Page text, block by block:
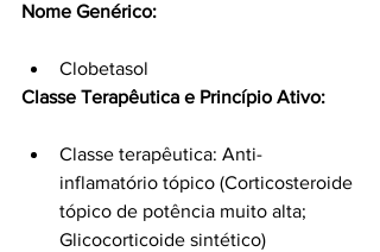
Nome Genérico:
Clobetasol
Classe Terapêutica e Princípio Ativo:
Classe terapêutica: Anti-
inflamatório tópico (Corticosteroide
tópico de potência muito alta;
Glicocorticoide sintético)